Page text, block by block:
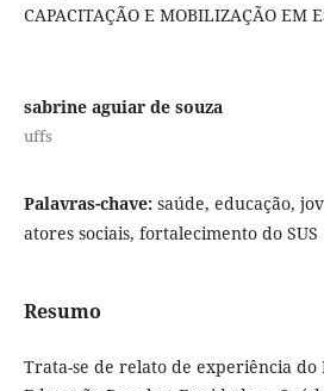
CAPACITAÇÃO E MOBILIZAÇÃO EM
sabrine aguiar de souza
uffs
Palavras-chave: saúde, educação,
atores sociais, fortalecimento do SUS
Resumo
Trata-se de relato de experiência do